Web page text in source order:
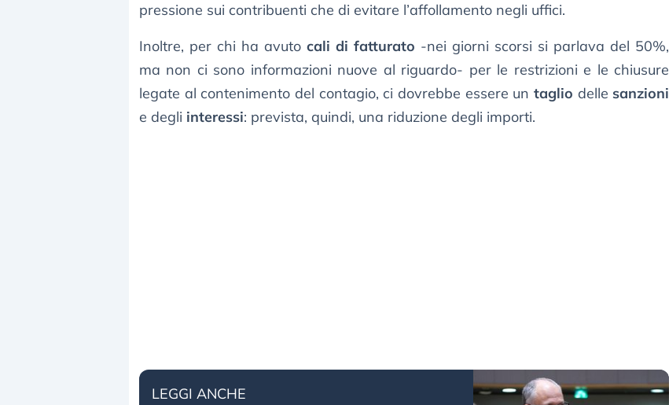
pressione sui contribuenti che di evitare l’affollamento negli uffici.
Inoltre, per chi ha avutocali di fatturato -nei giorni scorsi si parlava del 50%,
ma non ci sono informazioni nuove al riguardo- per le restrizioni e le chiusure
legate al contenimento del contagio, ci dovrebbe essere untaglio delle sanzioni
e degli interessi: prevista, quindi, una riduzione degli importi.
LEGGI ANCHE